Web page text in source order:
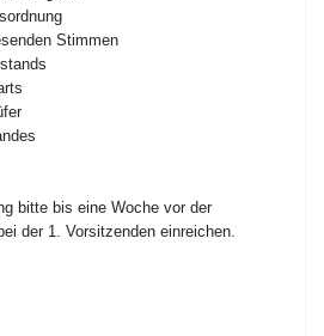
Stimmen
bitte bis eine Woche vor der
der 1. Vorsitzenden einreichen.